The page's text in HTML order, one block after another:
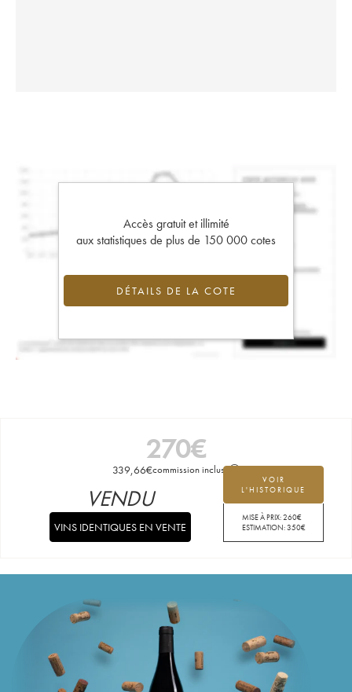
Accès gratuit et illimité
aux statistiques de plus de 150 000 cotes
DÉTAILS DE LA COTE
270€
339,66€commission incluse
VOIR
L'HISTORIQUE
MISE À PRIX:260€
ESTIMATION:350€
VENDU
VINS IDENTIQUES EN VENTE